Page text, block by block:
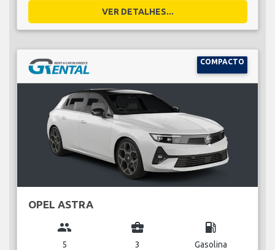
VER DETALHES...
COMPACTO
OPEL ASTRA
group
5
business_center
3
local_gas_station
Gasolina